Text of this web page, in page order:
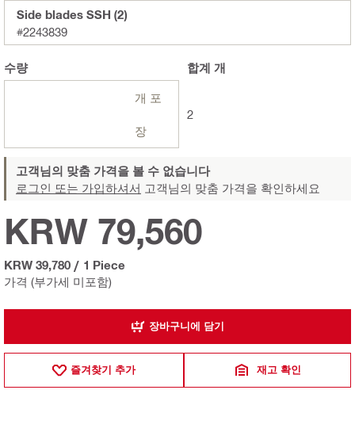
Side blades SSH (2)
#2243839
수량
개 포
장
합계 개
2
고객님의 맞춤 가격을 볼 수 없습니다
로그인 또는 가입하셔서 고객님의 맞춤 가격을 확인하세요
가격 (부가세 미포함)
KRW 79,560
KRW 39,780 / 1 Piece
장바구니에 담기
즐겨찾기 추가 재고 확인